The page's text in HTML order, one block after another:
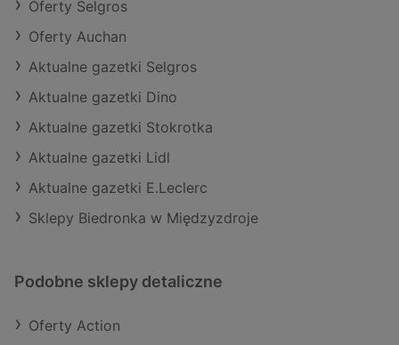
Oferty Selgros
Oferty Auchan
Aktualne gazetki Selgros
Aktualne gazetki Dino
Aktualne gazetki Stokrotka
Aktualne gazetki Lidl
Aktualne gazetki E.Leclerc
Sklepy Biedronka w Międzyzdroje
Podobne sklepy detaliczne
Oferty Action